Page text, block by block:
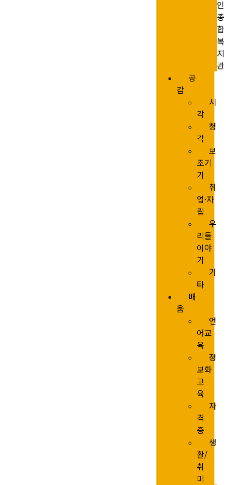
인
종
합
복
지
관
공
감
시
각
청
각
보
조기
기
취
업·자
립
우
리들
이야
기
기
타
배
움
언
어교
육
정
보화
교
육
자
격
증
생
활/
취
미